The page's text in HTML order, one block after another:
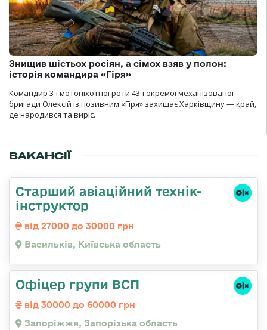
Знищив шістьох росіян, а сімох взяв у полон:
історія командира «Гіря»
Командир 3-ї мотопіхотної роти 43-ї окремої механізованої
бригади Олексій із позивним «Гіря» захищає Харківщину — край,
де народився та виріс.
ВАКАНСІЇ
Старший авіаційний технік-
інструктор
від 27000 до 30000 грн
Васильків, Київська область
Офіцер групи ВСП
від 30000 до 60000 грн
Запоріжжя, Запорізька область